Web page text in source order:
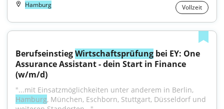
Hamburg Vollzeit
Berufseinstieg Wirtschaftsprüfung bei EY: One
Assurance Assistant - dein Start in Finance
(w/m/d)
Hamburg, München, Eschborn, Stuttgart, Düsseldorf und